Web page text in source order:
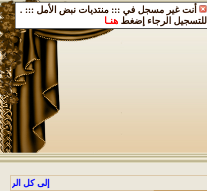
أنت غير مسجل في ::: منتديات نبض الأمل ::: .
للتسجيل الرجاء إضغط هنـا
إلى كل الراغبين